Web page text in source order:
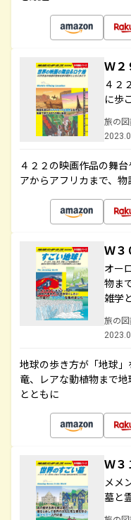
Ｗ
４２
に歩
旅の
４２２の映画作品の舞
アからアフリカまで、物
Ｗ
オー
物ま
雑学
旅の
地球の歩き方が「地球
竜、レアな動植物まで
とともに
Ｗ
メメ
墓と